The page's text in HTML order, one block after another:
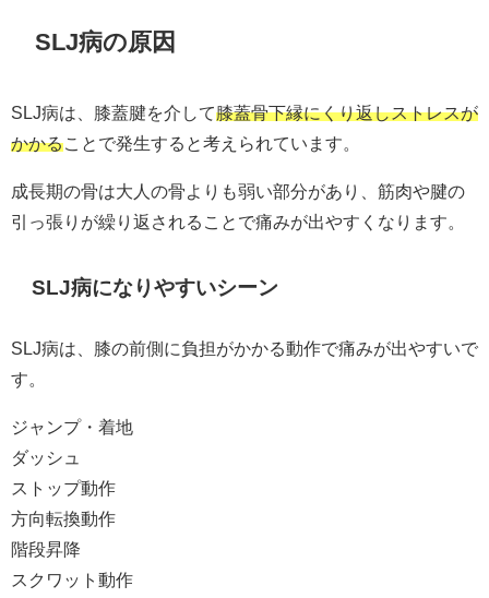
SLJ病の原因
SLJ病は、膝蓋腱を介して膝蓋骨下縁にくり返しストレスが
かかる ことで発生すると考えられています。
成長期の骨は大人の骨よりも弱い部分があり、筋肉や腱の
引っ張りが繰り返されることで痛みが出やすくなります。
SLJ病になりやすいシーン
SLJ病は、膝の前側に負担がかかる動作で痛みが出やすいで
す。
ジャンプ・着地
ダッシュ
ストップ動作
方向転換動作
階段昇降
スクワット動作